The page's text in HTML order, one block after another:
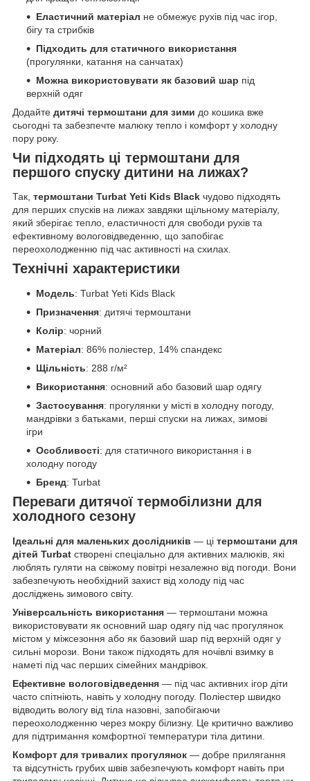
Еластичний матеріал не обмежує рухів під час ігор,
бігу та стрибків
Підходить для статичного використання
(прогулянки, катання на санчатах)
Можна використовувати як базовий шар під
верхній одяг
Додайте дитячі термоштани для зими до кошика вже
сьогодні та забезпечте малюку тепло і комфорт у холодну
пору року.
Чи підходять ці термоштани для
першого спуску дитини на лижах?
Так, термоштани Turbat Yeti Kids Black чудово підходять
для перших спусків на лижах завдяки щільному матеріалу,
який зберігає тепло, еластичності для свободи рухів та
ефективному вологовідведенню, що запобігає
переохолодженню під час активності на схилах.
Технічні характеристики
Модель: Turbat Yeti Kids Black
Призначення: дитячі термоштани
Колір: чорний
Матеріал: 86% поліестер, 14% спандекс
Щільність: 288 г/м²
Використання: основний або базовий шар одягу
Застосування: прогулянки у місті в холодну погоду,
мандрівки з батьками, перші спуски на лижах, зимові
ігри
Особливості: для статичного використання і в
холодну погоду
Бренд: Turbat
Переваги дитячої термобілизни для
холодного сезону
Ідеальні для маленьких дослідників — ці термоштани для
дітей Turbat створені спеціально для активних малюків, які
люблять гуляти на свіжому повітрі незалежно від погоди. Вони
забезпечують необхідний захист від холоду під час
досліджень зимового світу.
Універсальність використання — термоштани можна
використовувати як основний шар одягу під час прогулянок
містом у міжсезоння або як базовий шар під верхній одяг у
сильні морози. Вони також підходять для ночівлі взимку в
наметі під час перших сімейних мандрівок.
Ефективне вологовідведення — під час активних ігор діти
часто спітніють, навіть у холодну погоду. Поліестер швидко
відводить вологу від тіла назовні, запобігаючи
переохолодженню через мокру білизну. Це критично важливо
для підтримання комфортної температури тіла дитини.
Комфорт для тривалих прогулянок — добре прилягання
та відсутність грубих швів забезпечують комфорт навіть при